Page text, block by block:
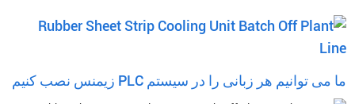
ما می توانیم هر زبانی را در سیستم PLC زیمنس نصب کنیم